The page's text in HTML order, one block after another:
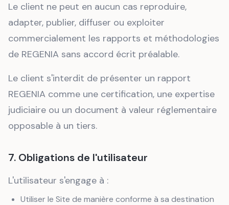
Le client ne peut en aucun cas reproduire,
adapter, publier, diffuser ou exploiter
commercialement les rapports et méthodologies
de REGENIA sans accord écrit préalable.
Le client s'interdit de présenter un rapport
REGENIA comme une certification, une expertise
judiciaire ou un document à valeur réglementaire
opposable à un tiers.
7. Obligations de l'utilisateur
L'utilisateur s'engage à :
Utiliser le Site de manière conforme à sa destination